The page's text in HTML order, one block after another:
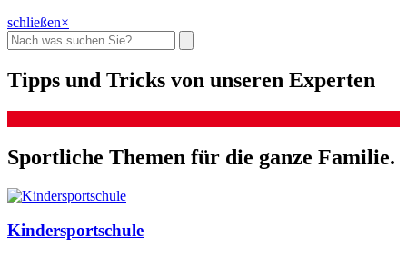
schließen×
Tipps und Tricks von unseren Experten
Sportliche Themen für die ganze Familie.
Kindersportschule